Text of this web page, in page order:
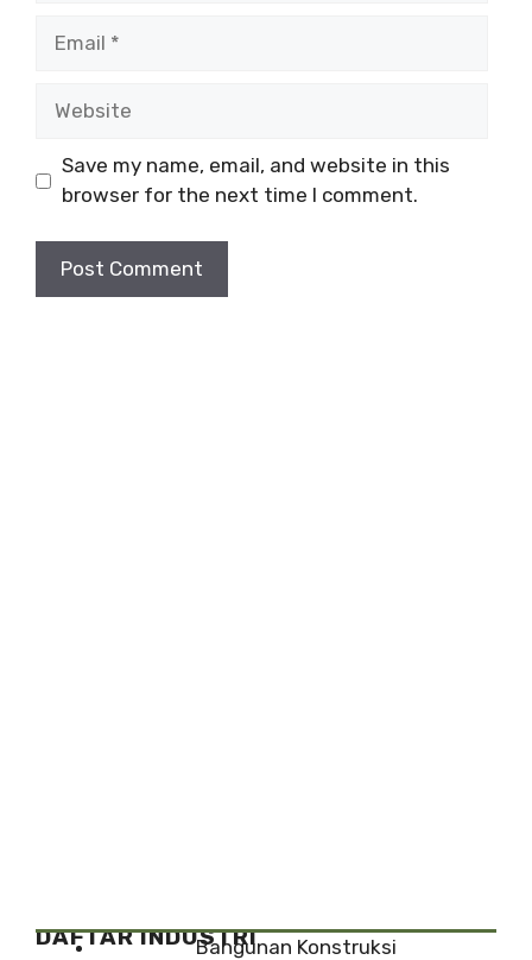
Save my name, email, and website in this
browser for the next time I comment.
DAFTAR INDUSTRIBangunan Konstruksi